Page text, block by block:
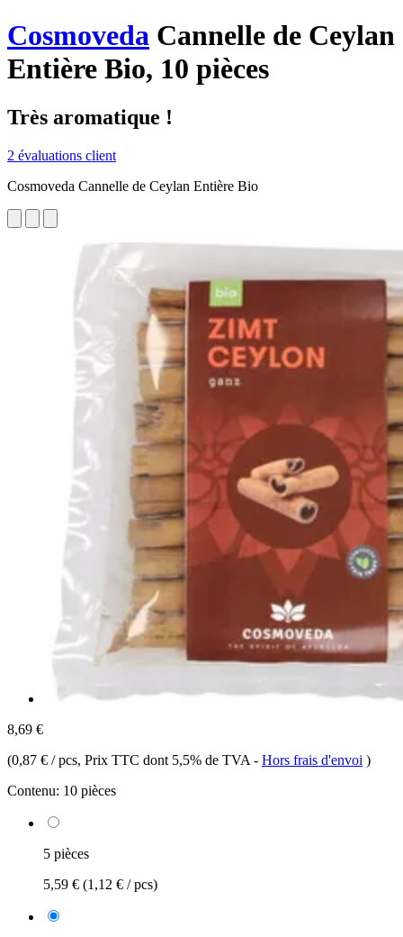
Cosmoveda Cannelle de Ceylan
Entière Bio, 10 pièces
Très aromatique !
2 évaluations client
Cosmoveda Cannelle de Ceylan Entière Bio
8,69 €
(0,87 € / pcs, Prix TTC dont 5,5% de TVA - Hors frais d'envoi )
Contenu: 10 pièces
5 pièces
5,59 € (1,12 € / pcs)